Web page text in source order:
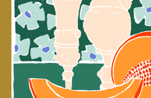
La redoute intérieurs •
CMF design